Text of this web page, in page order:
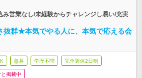
み営業なし/未経験からチャレンジし易い/充実
抜群★本気でやる人に、本気で応える会
急募 学歴不問 完全週休2日制
掲載中